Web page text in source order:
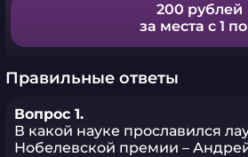
200 рублей
за места с 1
Правильные ответы
Вопрос 1.
В какой науке прославился
Нобелевской премии –